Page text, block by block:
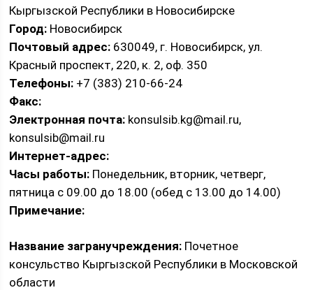
Кыргызской Республики в Новосибирске
Город: Новосибирск
Почтовый адрес: 630049, г. Новосибирск, ул.
Красный проспект, 220, к. 2, оф. 350
Телефоны: +7 (383) 210-66-24
Факс:
Электронная почта: konsulsib.kg@mail.ru,
konsulsib@mail.ru
Интернет-адрес:
Часы работы: Понедельник, вторник, четверг,
пятница с 09.00 до 18.00 (обед с 13.00 до 14.00)
Примечание:
Название загранучреждения: Почетное
консульство Кыргызской Республики в Московской
области